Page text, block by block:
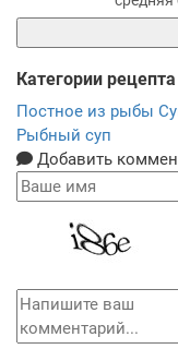
Категории рецепта
Постное из рыбы
Рыбный суп
Добавить